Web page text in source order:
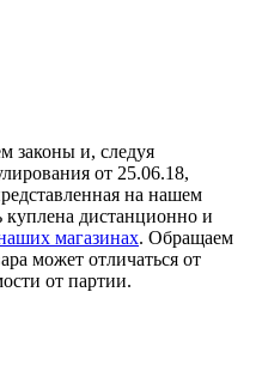
законы и, следуя
от 25.06.18,
на нашем
куплена дистанционно и
магазинах. Обращаем
может отличаться от
от партии.